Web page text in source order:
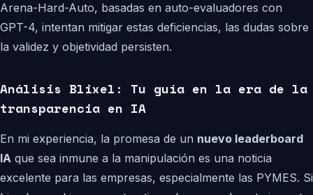
Arena-Hard-Auto, basadas en auto-evaluadores con
GPT-4, intentan mitigar estas deficiencias, las dudas sobre
la validez y objetividad persisten.
Análisis Blixel: Tu guía en la era de la
transparencia en IA
En mi experiencia, la promesa de un nuevo leaderboard
IA que sea inmune a la manipulación es una noticia
excelente para las empresas, especialmente las PYMES. Si